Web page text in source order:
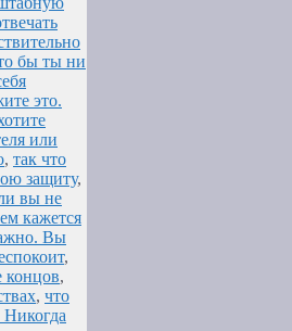
бы ты ни
это.
или
, так что
защиту,
вы не
кажется
Вы
,
концов,
, что